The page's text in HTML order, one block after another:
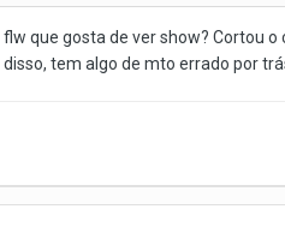
que gosta de ver show? Cortou o
tem algo de mto errado por